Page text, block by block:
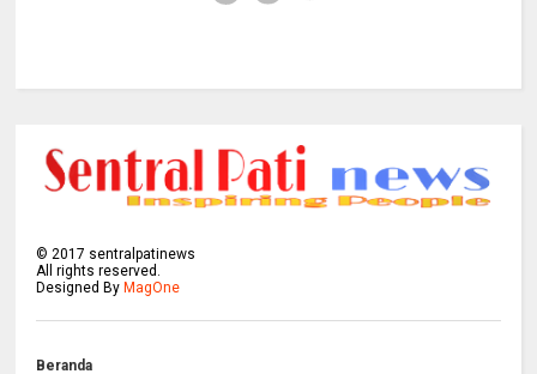
©2017 sentralpatinews
All rights reserved.
Designed By MagOne
Beranda